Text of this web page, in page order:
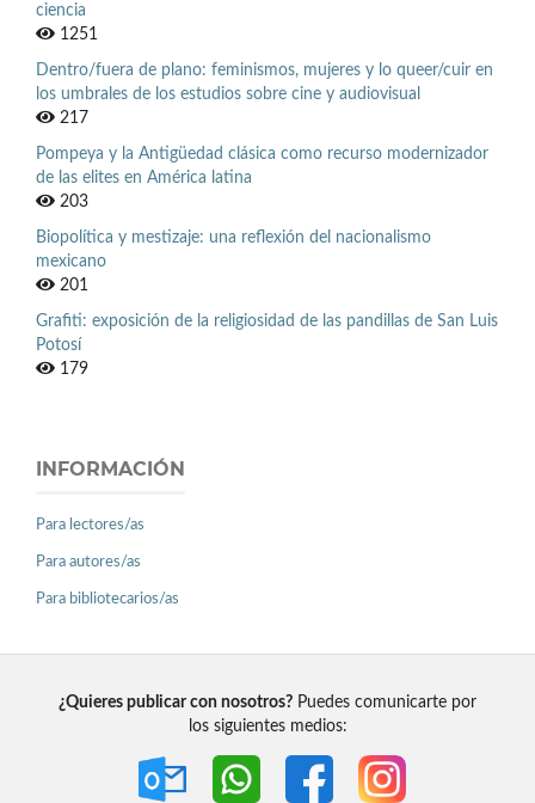
ciencia
1251
Dentro/fuera de plano: feminismos, mujeres y lo queer/cuir en
los umbrales de los estudios sobre cine y audiovisual
217
Pompeya y la Antigüedad clásica como recurso modernizador
de las elites en América latina
203
Biopolítica y mestizaje: una reflexión del nacionalismo
mexicano
201
Grafiti: exposición de la religiosidad de las pandillas de San Luis
Potosí
179
INFORMACIÓN
Para lectores/as
Para autores/as
Para bibliotecarios/as
¿Quieres publicar con nosotros? Puedes comunicarte por
los siguientes medios: